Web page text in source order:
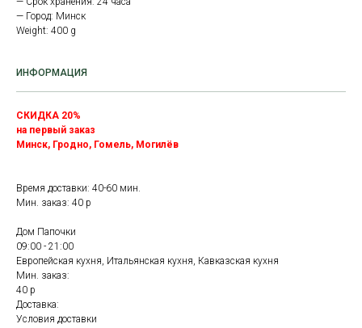
— Город: Минск
Weight: 400 g
ИНФОРМАЦИЯ
СКИДКА 20%
на первый заказ
Минск, Гродно, Гомель, Могилёв
Время доставки: 40-60 мин.
Мин. заказ: 40 р
Дом Папочки
09:00 - 21:00
Европейская кухня, Итальянская кухня, Кавказская кухня
Мин. заказ:
40 р
Доставка:
Условия доставки